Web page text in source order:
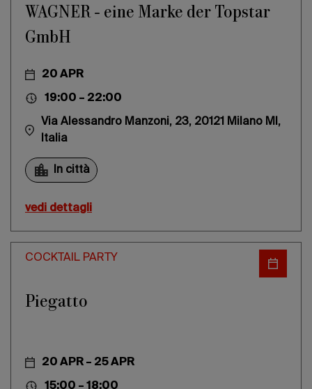
WAGNER - eine Marke der Topstar
GmbH
20 APR
19:00 – 22:00
Via Alessandro Manzoni, 23, 20121 Milano MI,
Italia
In città
vedi dettagli
COCKTAIL PARTY
Piegatto
20 APR – 25 APR
15:00 – 18:00